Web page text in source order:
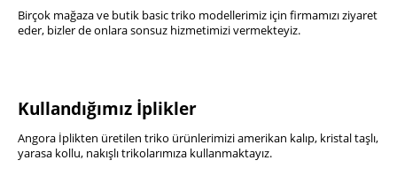
Birçok mağaza ve butik basic triko modellerimiz için firmamızı ziyaret
eder, bizler de onlara sonsuz hizmetimizi vermekteyiz.
Kullandığımız İplikler
Angora İplikten üretilen triko ürünlerimizi amerikan kalıp, kristal taşlı,
yarasa kollu, nakışlı trikolarımıza kullanmaktayız.